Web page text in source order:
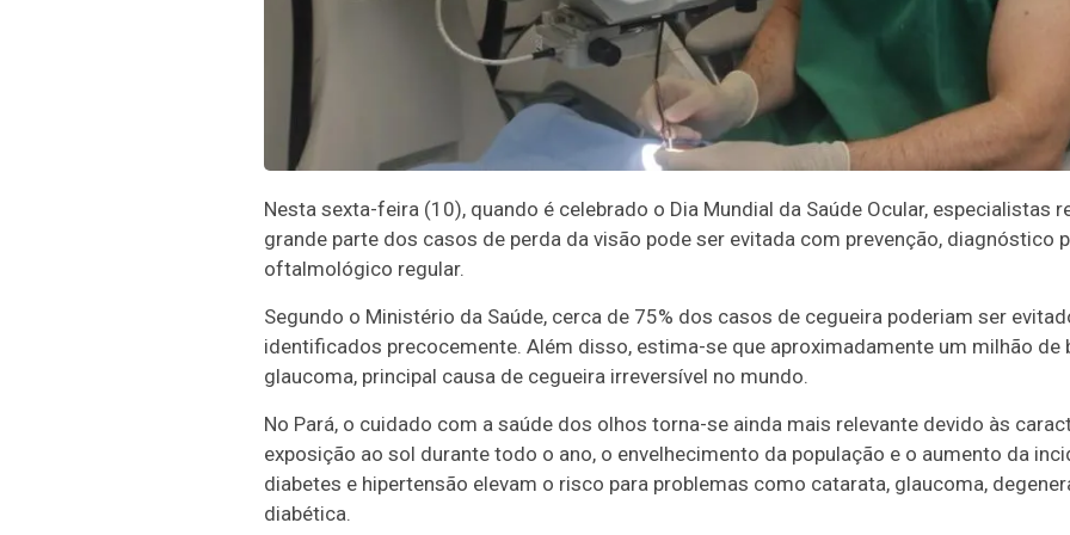
Nesta sexta-feira (10), quando é celebrado o Dia Mundial da Saúde Ocular, especialistas
grande parte dos casos de perda da visão pode ser evitada com prevenção, diagnóstico
oftalmológico regular.
Segundo o Ministério da Saúde, cerca de 75% dos casos de cegueira poderiam ser
identificados precocemente. Além disso, estima-se que aproximadamente um milhão
glaucoma, principal causa de cegueira irreversível no mundo.
No Pará, o cuidado com a saúde dos olhos torna-se ainda mais relevante devido às
exposição ao sol durante todo o ano, o envelhecimento da população e o aumento da
diabetes e hipertensão elevam o risco para problemas como catarata, glaucoma,
diabética.